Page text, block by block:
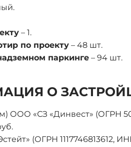
– 1.
по проекту – 48 шт.
паркинге – 94 шт.
О
ООО «СЗ «Динвест» (ОГРН
(ОГРН 1117746813612,